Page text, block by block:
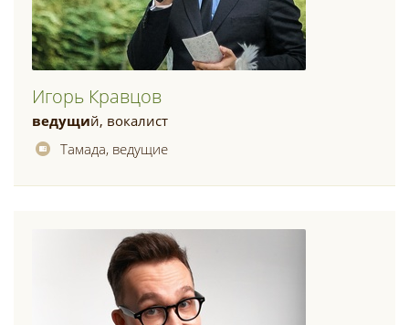
Игорь Кравцов
ведущий, вокалист
Тамада, ведущие